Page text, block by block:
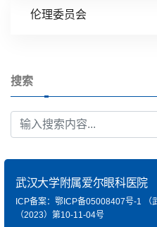
伦理委员会
搜索
武汉大学附属爱尔眼科医院
ICP备案：鄂ICP备05008407号-1 （
（2023）第10-11-04号